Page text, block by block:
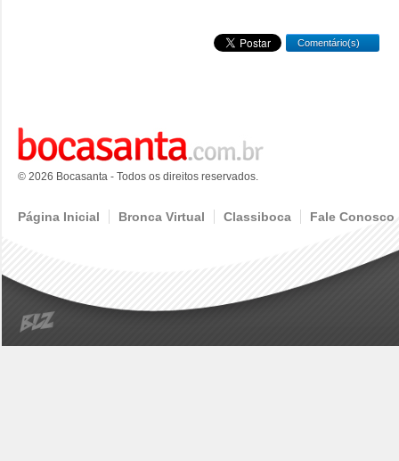
Comentário(s)
© 2026 Bocasanta - Todos os direitos reservados.
Página Inicial Bronca Virtual Classiboca Fale Conosco